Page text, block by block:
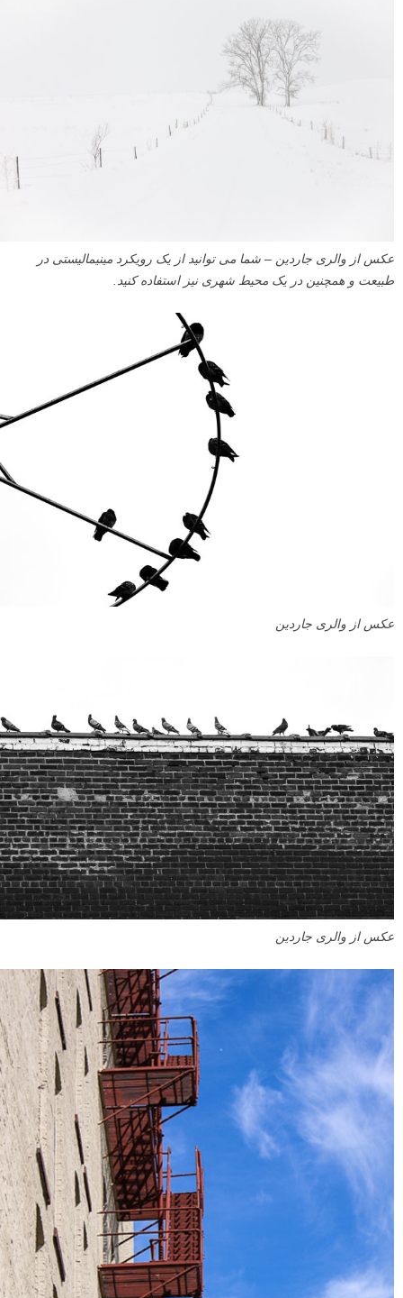
عکس از والری جاردین – شما می توانید از یک رویکرد مینیمالیستی در
طبیعت و همچنین در یک محیط شهری نیز استفاده کنید.
عکس از والری جاردین
عکس از والری جاردین